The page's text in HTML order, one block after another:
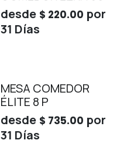
desde $ 220.00 por
31 Días
MESA COMEDOR
ÉLITE 8 P
desde $ 735.00 por
31 Días